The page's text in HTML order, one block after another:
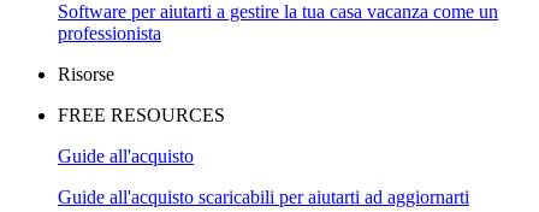
Software per aiutarti a gestire la tua casa vacanza come un
professionista
Risorse
FREE RESOURCES
Guide all'acquisto
Guide all'acquisto scaricabili per aiutarti ad aggiornarti